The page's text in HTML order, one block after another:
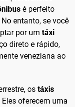
é perfeito
entanto, se você
por um táxi
direto e rápido,
veneziana ao
os táxis
oferecem uma